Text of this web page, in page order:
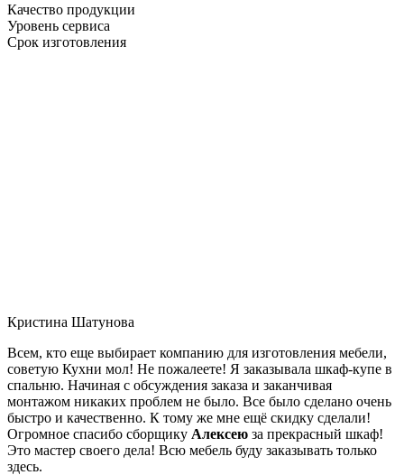
Качество продукции
Уровень сервиса
Срок изготовления
Кристина Шатунова
Всем, кто еще выбирает компанию для изготовления мебели,
советую Кухни мол! Не пожалеете! Я заказывала шкаф-купе в
спальню. Начиная с обсуждения заказа и заканчивая
монтажом никаких проблем не было. Все было сделано очень
быстро и качественно. К тому же мне ещё скидку сделали!
Огромное спасибо сборщику Алексею за прекрасный шкаф!
Это мастер своего дела! Всю мебель буду заказывать только
здесь.